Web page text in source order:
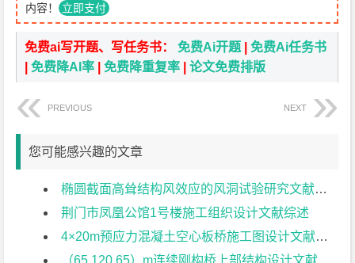
内容！ 立即支付
免费ai写开题、写任务书：免费Ai开题 |免费Ai任务书
|免费降AI率 |免费降重复率 |论文免费排版
PREVIOUS NEXT
您可能感兴趣的文章
椭圆截面高耸结构风效应的风洞试验研究文献综述
荆门市凤凰公馆1号楼施工组织设计文献综述
4×20m预应力混凝土空心板桥施工图设计文献综述
（65 120 65）m连续刚构桥上部结构设计文献综述